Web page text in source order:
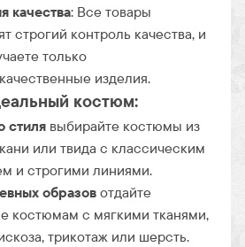
качества: Все товары
строгий контроль качества, и
только
изделия.
костюм:
стиля выбирайте костюмы из
или твида с классическим
и строгими линиями.
образовотдайте
костюмам с мягкими тканями,
трикотаж или шерсть.